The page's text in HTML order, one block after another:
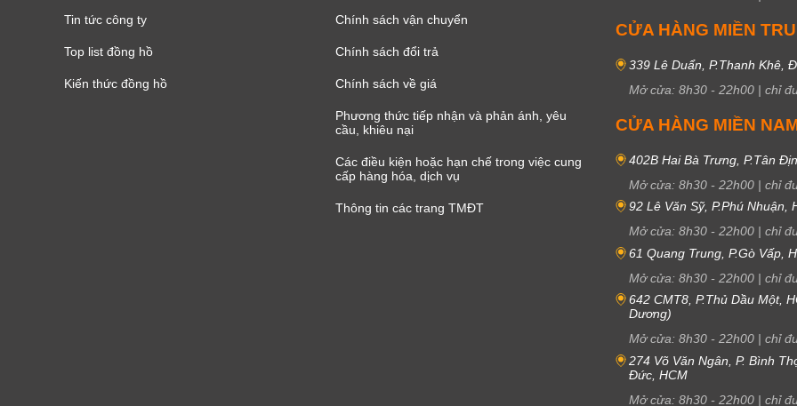
Tin tức công ty
Top list đồng hồ
Kiến thức đồng hồ
Chính sách vận chuyển
Chính sách đổi trả
Chính sách về giá
Phương thức tiếp nhận và phản ánh, yêu
cầu, khiêu nại
Các điều kiện hoặc hạn chế trong việc cung
cấp hàng hóa, dịch vụ
Thông tin các trang TMĐT
CỬA HÀNG MIỀN
339 Lê Duẩn, P.Thanh Khê,
Mở cửa: 8h30 - 22h00 | chỉ
CỬA HÀNG MIỀN
402B Hai Bà Trưng, P.Tân
Mở cửa: 8h30 - 22h00 | chỉ
92 Lê Văn Sỹ, P.Phú Nhuận,
Mở cửa: 8h30 - 22h00 | chỉ
61 Quang Trung, P.Gò Vấp,
Mở cửa: 8h30 - 22h00 | chỉ
642 CMT8, P.Thủ Dầu Một,
Dương)
Mở cửa: 8h30 - 22h00 | chỉ
274 Võ Văn Ngân, P. Bình
Đức, HCM
Mở cửa: 8h30 - 22h00 | chỉ